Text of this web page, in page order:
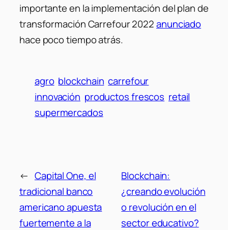
importante en la implementación del plan de
transformación Carrefour 2022anunciado
hace poco tiempo atrás.
agro blockchain carrefour
innovación productos frescos retail
supermercados
← Capital One, el
tradicional banco
americano apuesta
fuertemente a la
Blockchain:
¿creando evolución
o revolución en el
sector educativo?